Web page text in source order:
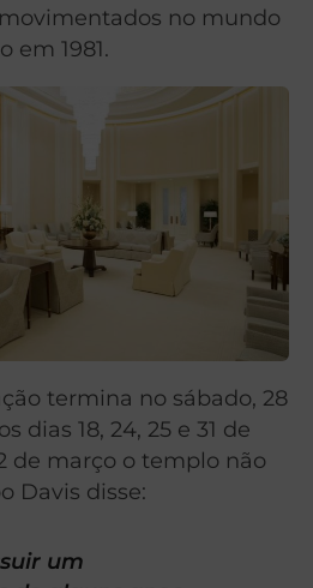
no mundo
em 1981.
termina no sábado, 28
dias 18, 24, 25 e 31 de
de março o templo não
Davis disse:
um